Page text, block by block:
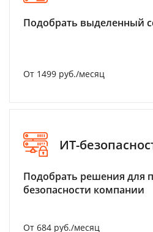
Подобрать выделенный
От 1499 руб./месяц
ИТ-
Подобрать решения для
безопасности компании
От 684 руб./месяц